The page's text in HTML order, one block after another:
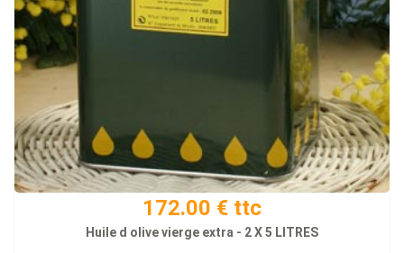
172.00 € ttc
Huile d olive vierge extra - 2 X 5 LITRES